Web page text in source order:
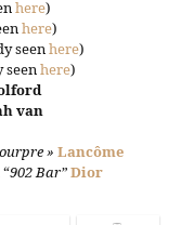
here)
here)
seen here)
seen here)
van
» Lancôme
902 Bar”Dior